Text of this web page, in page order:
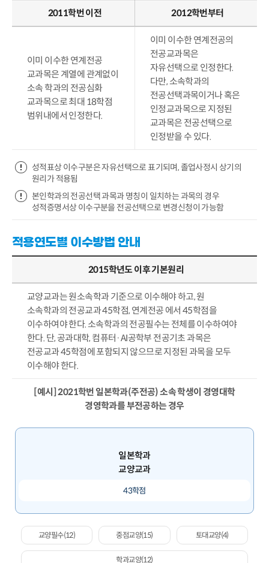
2011학번 이전 2012학번부터
이미 이수한 연계전공
교과목은 계열에 관계없이
소속 학과의 전공심화
교과목으로 최대 18학점
범위내에서 인정한다.
이미 이수한 연계전공의
전공교과목은
자유선택으로 인정한다.
다만, 소속학과의
전공선택과목이거나 혹은
인정교과목으로 지정된
교과목은 전공선택으로
인정받을 수 있다.
성적표상 이수구분은 자유선택으로 표기되며, 졸업사정시 상기의
원리가 적용됨
본인학과의 전공선택 과목과 명칭이 일치하는 과목의 경우
성적증명서상 이수구분을 전공선택으로 변경신청이 가능함
적용연도별 이수방법 안내
2015학년도 이후 기본원리
교양교과는 원소속학과 기준으로 이수해야 하고, 원
소속학과의 전공교과 45학점, 연계전공 에서 45학점을
이수하여야 한다. 소속학과의 전공필수는 전체를 이수하여야
한다. 단, 공과대학, 컴퓨터·AI공학부 전공기초 과목은
전공교과 45학점에 포함되지 않으므로 지정된 과목을 모두
이수해야 한다.
[예시] 2021학번 일본학과(주전공) 소속 학생이 경영대학
경영학과를 부전공하는 경우
일본학과
교양교과
43학점
교양필수(12) 중점교양(15) 토대교양(4)
학과교양(12)